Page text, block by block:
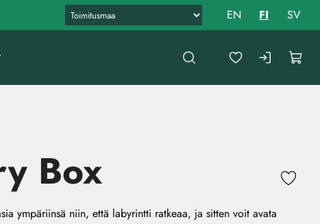
EN FI SV
Box
ympäriinsä niin, että labyrintti ratkeaa, ja sitten voit avata